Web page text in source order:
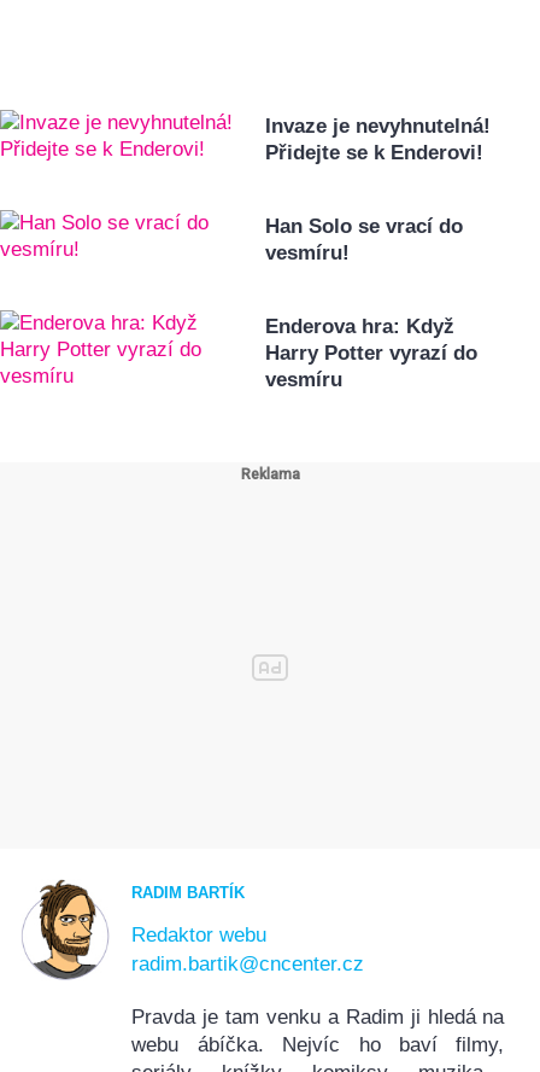
Invaze je nevyhnutelná!
Přidejte se k Enderovi!
Han Solo se vrací do
vesmíru!
Enderova hra: Když
Harry Potter vyrazí do
vesmíru
RADIM BARTÍK
Redaktor webu
radim.bartik@cncenter.cz
Pravda je tam venku a Radim ji hledá na
webu ábíčka. Nejvíc ho baví filmy,